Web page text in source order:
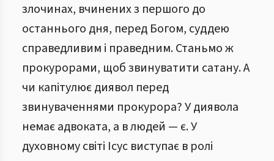
злочинах, вчинених з першого до
останнього дня, перед Богом, суддею
справедливим і праведним. Станьмо ж
прокурорами, щоб звинуватити сатану. А
чи капітулює диявол перед
звинуваченнями прокурора? У диявола
немає адвоката, а в людей — є. У
духовному світі Ісус виступає в ролі